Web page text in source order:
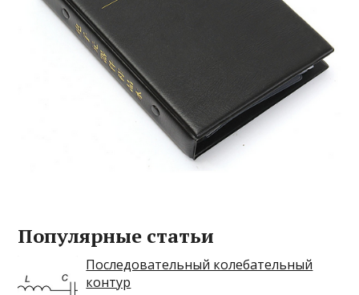
Популярные статьи
Последовательный колебательный
контур